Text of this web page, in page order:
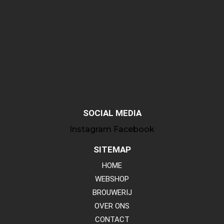
SOCIAL MEDIA
Instagram Facebook
SITEMAP
HOME
WEBSHOP
BROUWERIJ
OVER ONS
CONTACT